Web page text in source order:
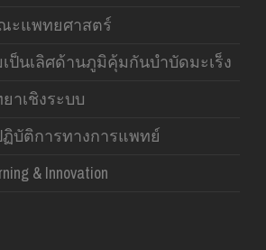
ะแพทยศาสตร์
ป็นเลิศด้านภูมิคุ้มกันบำบัดมะเร็ง
าเชิงระบบ
บัติการทางการแพทย์
& Innovation